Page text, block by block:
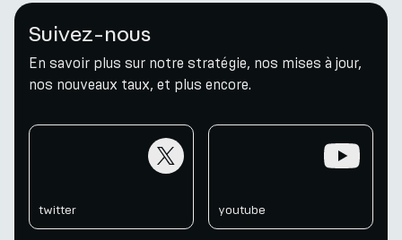
Suivez-nous
En savoir plus sur notre stratégie, nos mises à jour,
nos nouveaux taux, et plus encore.
twitter youtube